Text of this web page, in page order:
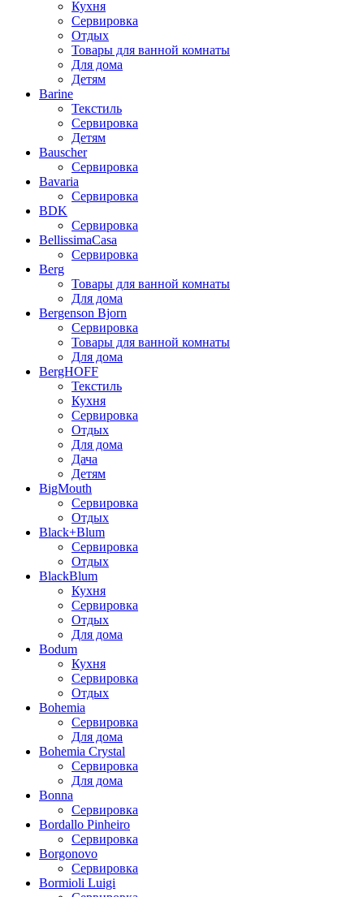
Кухня
Сервировка
Отдых
Товары для ванной комнаты
Для дома
Детям
Barine
Текстиль
Сервировка
Детям
Bauscher
Сервировка
Bavaria
Сервировка
BDK
Сервировка
BellissimaCasa
Сервировка
Berg
Товары для ванной комнаты
Для дома
Bergenson Bjorn
Сервировка
Товары для ванной комнаты
Для дома
BergHOFF
Текстиль
Кухня
Сервировка
Отдых
Для дома
Дача
Детям
BigMouth
Сервировка
Отдых
Black+Blum
Сервировка
Отдых
BlackBlum
Кухня
Сервировка
Отдых
Для дома
Bodum
Кухня
Сервировка
Отдых
Bohemia
Сервировка
Для дома
Bohemia Crystal
Сервировка
Для дома
Bonna
Сервировка
Bordallo Pinheiro
Сервировка
Borgonovo
Сервировка
Bormioli Luigi